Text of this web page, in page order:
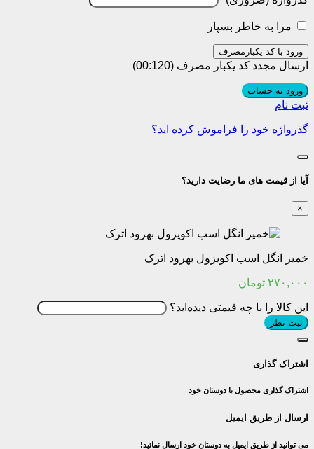
مرا به خاطر بسپار
ورود با کد یکبارمصرف
ارسال مجدد کد یکبار مصرف (00:
120
)
ورود به حساب
ثبت نام
گذرواژه خود را فراموش کرده اید؟
آیا از قیمت های ما رضایت دارید؟
×
خمیر انگل اسب اکویزول بهرود اترک
۲۷۰,۰۰۰ تومان
این کالا را با چه قیمتی دیده‌اید؟
ثبت نظر
اشتراک گذاری
اشتراک گذاری محصول با دوستان خود
ارسال از طریق ایمیل
می توانید از طریق ایمیل به دوستان خود ارسال نمائید!